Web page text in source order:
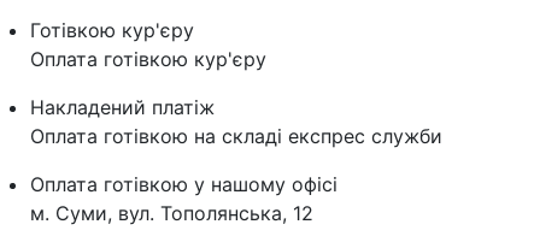
Готівкою кур'єру
Оплата готівкою кур'єру
Накладений платіж
Оплата готівкою на складі експрес служби
Оплата готівкою у нашому офісі
м. Суми, вул. Тополянська, 12